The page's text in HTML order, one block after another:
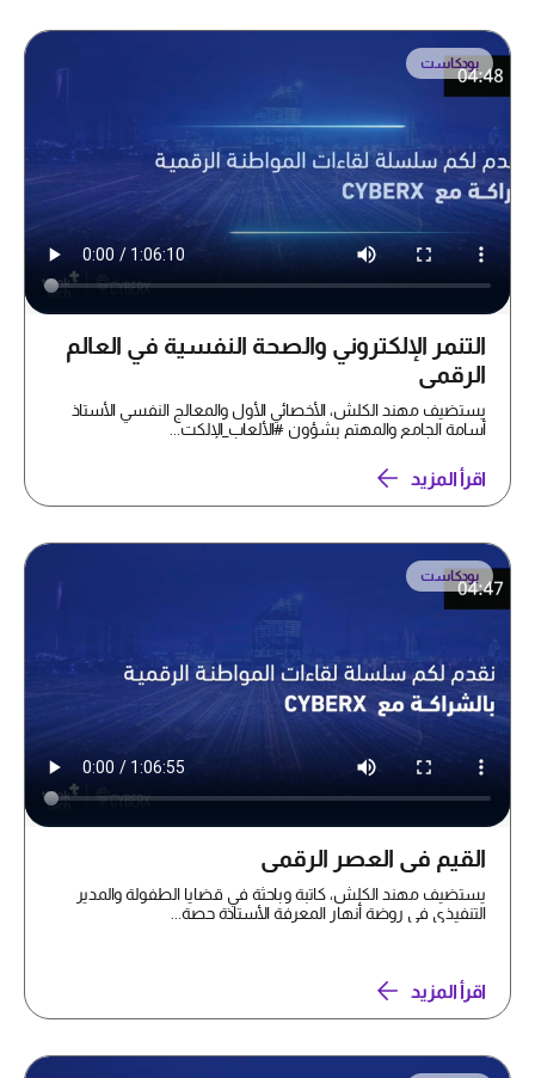
بودكاست
التنمر الإلكتروني والصحة النفسية في العالم
الرقمي
يستضيف مهند الكلش، الأخصائي الأول والمعالج النفسي الأستاذ
أسامة الجامع والمهتم بشؤون #الألعاب_الإلكت...
اقرأ المزيد
بودكاست
القيم في العصر الرقمي
يستضيف مهند الكلش، كاتبة وباحثة في قضايا الطفولة والمدير
التنفيذي في روضة أنهار المعرفة الأستاذة حصة...
اقرأ المزيد